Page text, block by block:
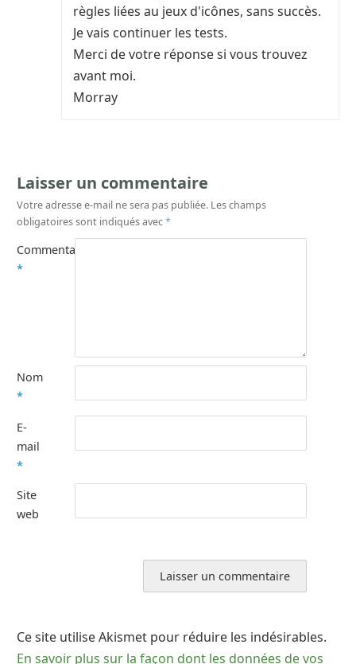
règles liées au jeux d'icônes, sans succès.
Je vais continuer les tests.
Merci de votre réponse si vous trouvez
avant moi.
Morray
Laisser un commentaire
Votre adresse e-mail ne sera pas publiée. Les champs
obligatoires sont indiqués avec*
Commentaire
*
Nom
*
E-
mail
*
Site
web
Ce site utilise Akismet pour réduire les indésirables.
En savoir plus sur la façon dont les données de vos